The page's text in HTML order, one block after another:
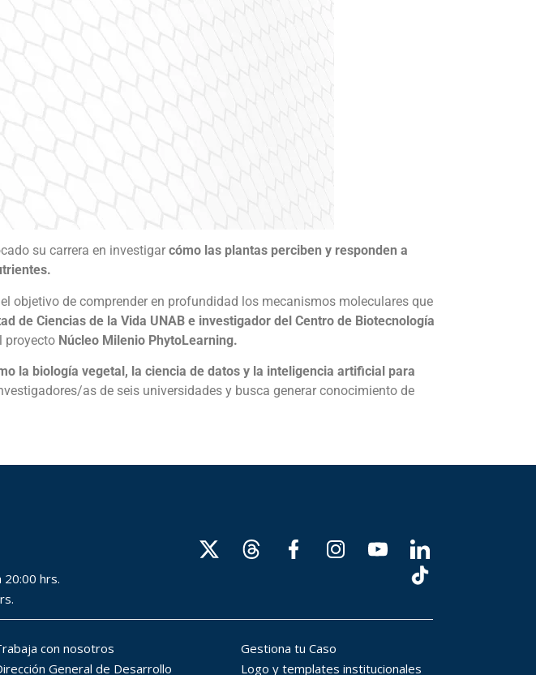
su carrera en investigar cómo las plantas perciben y responden a
objetivo de comprender en profundidad los mecanismos moleculares que
de Ciencias de la Vida UNAB e investigador del Centro de Biotecnología
proyecto Núcleo Milenio PhytoLearning.
la biología vegetal, la ciencia de datos y la inteligencia artificial para
as de seis universidades y busca generar conocimiento de